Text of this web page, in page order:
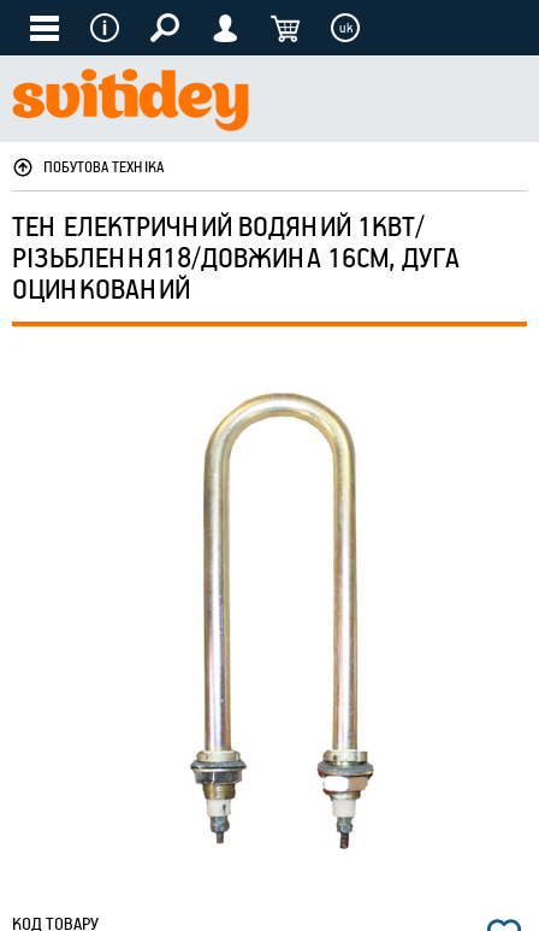
uk
ПОБУТОВА ТЕХНІКА
ТЕН ЕЛЕКТРИЧНИЙ ВОДЯНИЙ 1КВТ/
РІЗЬБЛЕННЯ18/ДОВЖИНА 16СМ, ДУГА
ОЦИНКОВАНИЙ
КОД ТОВАРУ